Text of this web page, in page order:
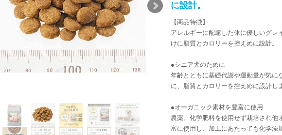
に設計。
【商品特徴】
アレルギーに配慮した体に優しいグレ
けに脂質とカロリーを控えめに設計。
●シニア犬のために
年齢とともに基礎代謝や運動量が気に
に、脂質とカロリーを控えめに設計し
●オーガニック素材を豊富に使用
農薬、化学肥料を使用せず栽培され他
富に使用し、加工にあたっても化学添